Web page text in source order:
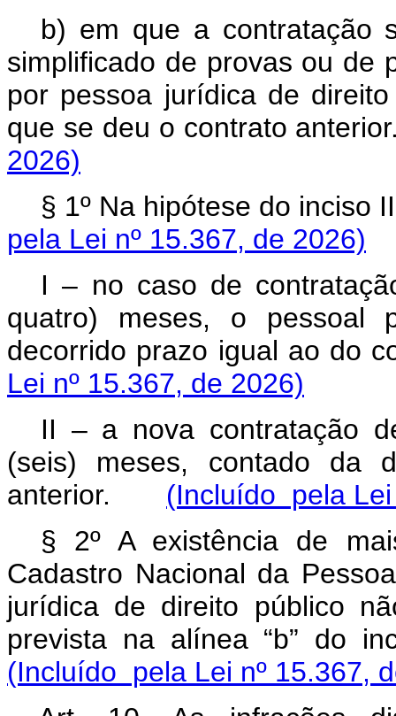
b) em que a contratação
simplificado de provas ou de
por pessoa jurídica de
que se deu o contrato
2026)
§ 1º Na hipótese do inciso
pela Lei nº 15.367, de 2026)
I – no caso de
quatro) meses, o pessoal
decorrido prazo igual ao do
Lei nº 15.367, de 2026)
II – a nova contratação
(seis) meses, contado da
anterior.
(Incluído pela
§ 2º A existência de
Cadastro Nacional da
jurídica de direito público
prevista na alínea “b” do
(Incluído pela Lei nº 15.367,